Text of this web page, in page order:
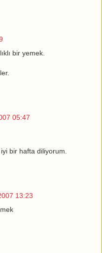
bir yemek.
05:47
bir hafta diliyorum.
13:23